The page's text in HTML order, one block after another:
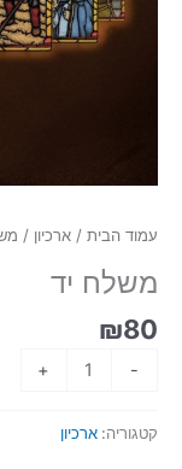
עמוד הבית / ארכיון /
משלח יד
₪80
-
יד
+
קטגוריה: ארכיון